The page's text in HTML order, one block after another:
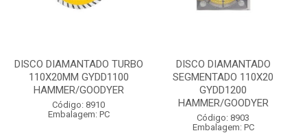
DISCO DIAMANTADO TURBO
110X20MM GYDD1100
HAMMER/GOODYER
Código: 8910
Embalagem: PC
DISCO DIAMANTADO
SEGMENTADO 110X20
GYDD1200
HAMMER/GOODYER
Código: 8903
Embalagem: PC